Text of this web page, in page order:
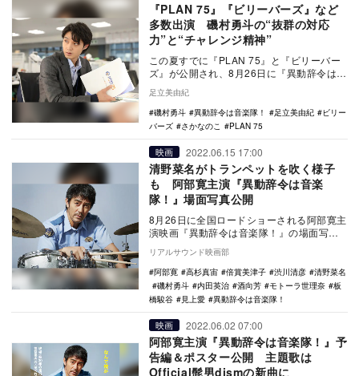
『PLAN 75』『ビリーバーズ』など
多数出演 磯村勇斗の“抜群の対応
力”と“チャレンジ精神”
この夏すでに『PLAN 75』と『ビリーバー
ズ』が公開され、8月26日に『異動辞令は音
楽隊！』、9月1日に『さかなのこ』と、出
演…
足立美由紀
磯村勇斗
異動辞令は音楽隊！ 足立美由紀
ビリー
バーズ
さかなのこ PLAN 75
映画 2022.06.15 17:00
清野菜名がトランペットを吹く様子
も 阿部寛主演『異動辞令は音楽
隊！』場面写真公開
8月26日に全国ロードショーされる阿部寛主
演映画『異動辞令は音楽隊！』の場面写真
が公開された。 本作は、『ミッドナイト
スワン…
リアルサウンド映画部
阿部寛
高杉真宙 倍賞美津子 渋川清彦
清野菜名
磯村勇斗
内田英治 酒向芳 モトーラ世理奈
板
橋駿谷
見上愛 異動辞令は音楽隊！
映画 2022.06.02 07:00
阿部寛主演『異動辞令は音楽隊！』予
告編＆ポスター公開 主題歌は
Official髭男dismの新曲に